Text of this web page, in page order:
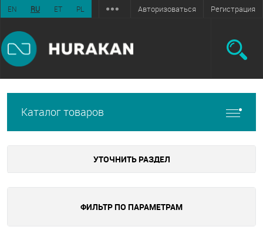
EN RU ET PL Авторизоваться Регистрация
Каталог товаров
УТОЧНИТЬ РАЗДЕЛ
ФИЛЬТР ПО ПАРАМЕТРАМ